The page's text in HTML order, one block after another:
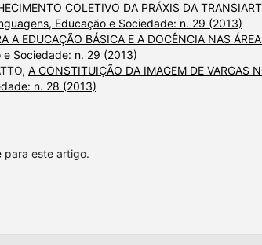
COLETIVO DA PRÁXIS DA
Educação e Sociedade: n. 29 (2013)
A EDUCAÇÃO BÁSICA E A DOCÊNCIA NAS
Sociedade: n. 29 (2013)
A CONSTITUIÇÃO DA IMAGEM DE VARGAS
n. 28 (2013)
para este artigo.